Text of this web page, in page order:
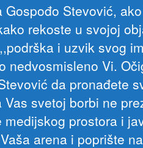
Gospođo Stevović,
rekoste u svojoj
i uzvik svog
nedvosmisleno Vi.
da pronađete
Vas svetoj borbi ne
medijskog prostora i
arena i poprište